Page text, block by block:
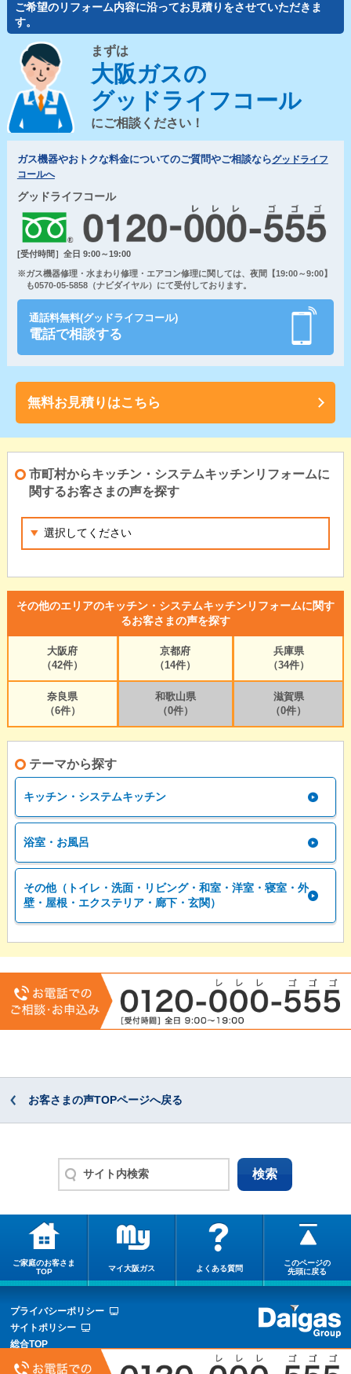
ご希望のリフォーム内容に沿ってお見積りをさせていただきま
す。
まずは
大阪ガスの
グッドライフコール
にご相談ください！
ガス機器やおトクな料金についてのご質問やご相談ならグッドライフ
コールへ
グッドライフコール
[受付時間］全日 9:00～19:00
※ガス機器修理・水まわり修理・エアコン修理に関しては、夜間【19:00～9:00】
も0570-05-5858（ナビダイヤル）にて受付しております。
通話料無料(グッドライフコール)
電話で相談する
無料お見積りはこちら
市町村からキッチン・システムキッチンリフォームに
関するお客さまの声を探す
その他のエリアのキッチン・システムキッチンリフォームに関す
るお客さまの声を探す
大阪府
（42件）
京都府
（14件）
兵庫県
（34件）
奈良県
（6件）
和歌山県
（0件）
滋賀県
（0件）
テーマから探す
キッチン・システムキッチン
浴室・お風呂
その他（トイレ・洗面・リビング・和室・洋室・寝室・外
壁・屋根・エクステリア・廊下・玄関）
お客さまの声TOPページへ戻る
ご家庭のお客さま
TOP
マイ大阪ガス よくある質問
このページの
先頭に戻る
プライバシーポリシー
サイトポリシー
総合TOP
サイトマップ